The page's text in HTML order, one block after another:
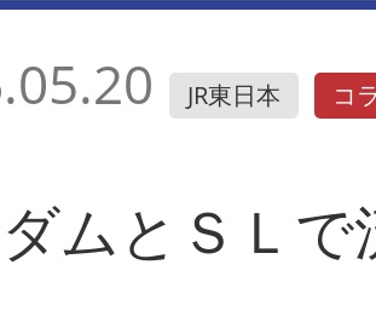
JR東日本 コ
ムとＳＬで